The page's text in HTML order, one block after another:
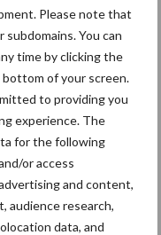
Please note that
You can
time by clicking the
of your screen.
to providing you
experience. The
for the following
or access
and content,
audience research,
data, and
UVC